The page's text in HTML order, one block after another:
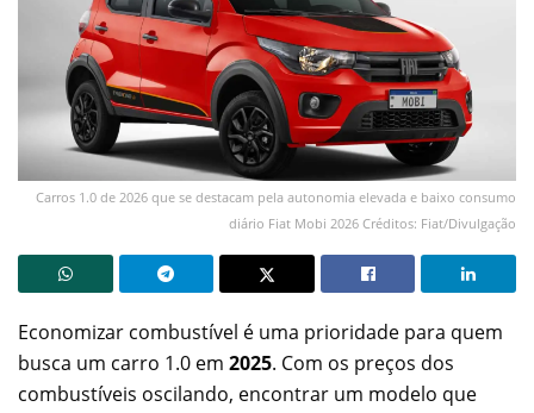
Carros 1.0 de 2026 que se destacam pela autonomia elevada e baixo consumo
diário Fiat Mobi 2026 Créditos: Fiat/Divulgação
Economizar combustível é uma prioridade para quem
busca um carro 1.0 em 2025. Com os preços dos
combustíveis oscilando, encontrar um modelo que